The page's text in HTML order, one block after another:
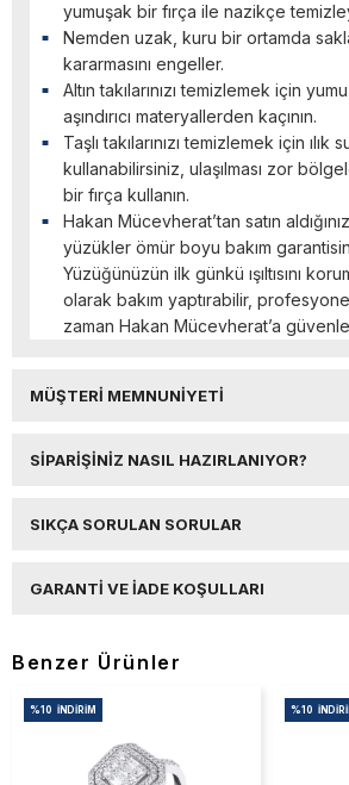
yumuşak bir fırça ile nazikçe
Nemden uzak, kuru bir ortamda
kararmasını engeller.
Altın takılarınızı temizlemek için
aşındırıcı materyallerden kaçının.
Taşlı takılarınızı temizlemek için ılık
kullanabilirsiniz, ulaşılması zor
bir fırça kullanın.
Hakan Mücevherat’tan satın
yüzükler ömür boyu bakım
Yüzüğünüzün ilk günkü ışıltısını
olarak bakım yaptırabilir,
zaman Hakan Mücevherat’a
MÜŞTERI MEMNUNIYETI
SIPARIŞINIZ NASIL HAZIRLANIYOR?
SIKÇA SORULAN SORULAR
GARANTI VE İADE KOŞULLARI
Benzer Ürünler
%10 İNDIRIM %10